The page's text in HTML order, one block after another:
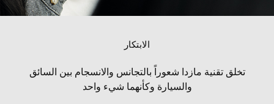
الابتكار
تخلق تقنية مازدا شعوراً بالتجانس والانسجام بين السائق
والسيارة وكأنهما شيء واحد